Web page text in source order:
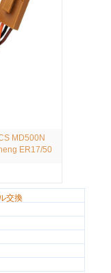
MD500N
ER17/50
交換